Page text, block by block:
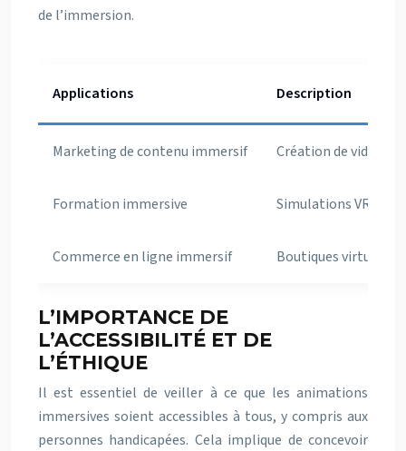
de l’immersion.
Applications Description
Marketing de contenu immersif Création de vidéos
Formation immersive Simulations VR
Commerce en ligne immersif Boutiques virtuelles
L’IMPORTANCE DE
L’ACCESSIBILITÉ ET DE
L’ÉTHIQUE
Il est essentiel de veiller à ce que les animations
immersives soient accessibles à tous, y compris aux
personnes handicapées. Cela implique de concevoir